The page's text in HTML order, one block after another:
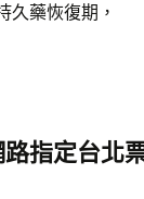
久藥恢復期，
指定台北